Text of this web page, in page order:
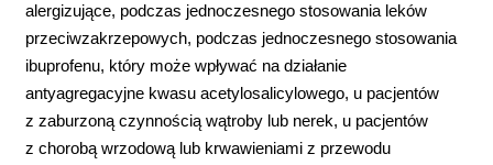
alergizujące, podczas jednoczesnego stosowania leków
przeciwzakrzepowych, podczas jednoczesnego stosowania
ibuprofenu, który może wpływać na działanie
antyagregacyjne kwasu acetylosalicylowego, u pacjentów
z zaburzoną czynnością wątroby lub nerek, u pacjentów
z chorobą wrzodową lub krwawieniami z przewodu